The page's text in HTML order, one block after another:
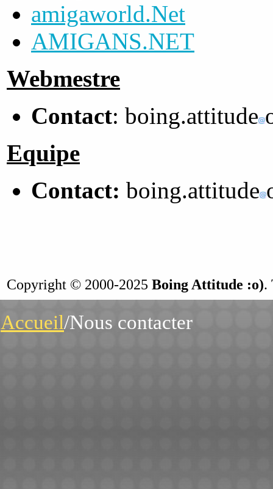
amigaworld.Net
AMIGANS.NET
Webmestre
Contact: boing.attitude
Equipe
Contact: boing.attitude
Copyright © 2000-2025 Boing Attitude :o).
Accueil/Nous contacter